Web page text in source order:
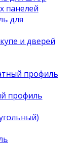
панелей
для
и дверей
профиль
профиль